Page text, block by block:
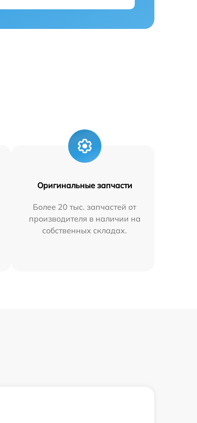
Оригинальные запчасти
Более 20 тыс. запчастей от
производителя в наличии на
собственных складах.